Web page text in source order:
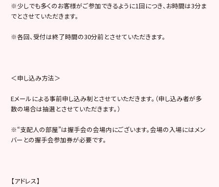
※少しでも多くのお客様がご参加できるように1回につき、お時間は3分ま
でとさせていただきます。
※各回、受付は終了時間の30分前とさせていただきます。
＜申し込み方法＞
Eメールによる事前申し込み制とさせていただきます。（申し込み者が多
数の場合は抽選とさせていただきます。）
※“支配人の部屋”は握手会の会場内にございます。会場の入場にはメン
バーとの握手会参加券が必要です。
【アドレス】